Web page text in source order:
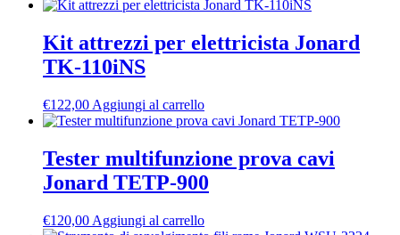
Kit attrezzi per elettricista Jonard
TK-110iNS
€122,00 Aggiungi al carrello
Tester multifunzione prova cavi
Jonard TETP-900
€120,00 Aggiungi al carrello